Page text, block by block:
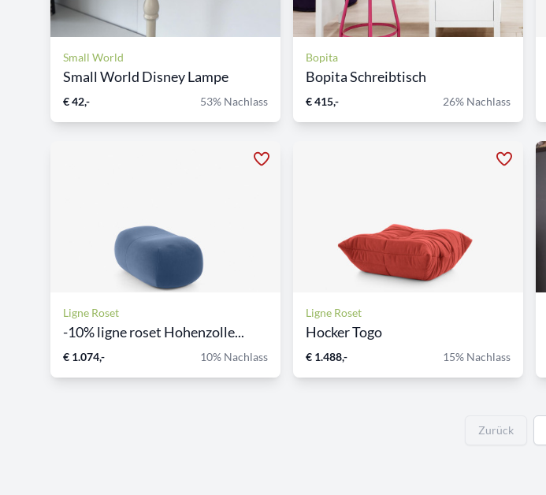
Small World
Small World Disney Lampe
€ 42,- 53% Nachlass
Bopita
Bopita Schreibtisch
€ 415,- 26% Nachlass
Ligne Roset
-10% ligne roset Hohenzolle...
€ 1.074,- 10% Nachlass
Ligne Roset
Hocker Togo
€ 1.488,- 15% Nachlass
Zurück